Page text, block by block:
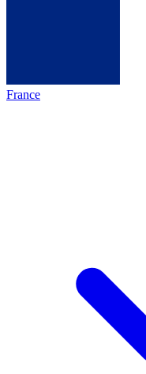
France